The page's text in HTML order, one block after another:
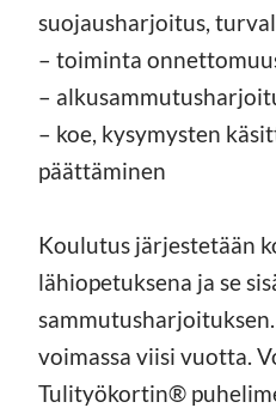
suojausharjoitus,
– toiminta
–
– koe, kysymysten
päättäminen
Koulutus järjestetään
lähiopetuksena ja se
voimassa viisi vuotta.
Tulityökortin®